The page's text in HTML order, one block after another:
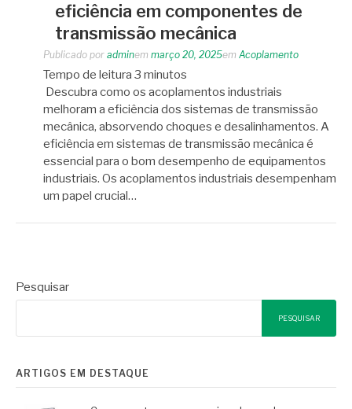
eficiência em componentes de
transmissão mecânica
Publicado por adminem março 20, 2025em Acoplamento
Tempo de leitura 3 minutos
Descubra como os acoplamentos industriais
melhoram a eficiência dos sistemas de transmissão
mecânica, absorvendo choques e desalinhamentos. A
eficiência em sistemas de transmissão mecânica é
essencial para o bom desempenho de equipamentos
industriais. Os acoplamentos industriais desempenham
um papel crucial…
Pesquisar
PESQUISAR
ARTIGOS EM DESTAQUE